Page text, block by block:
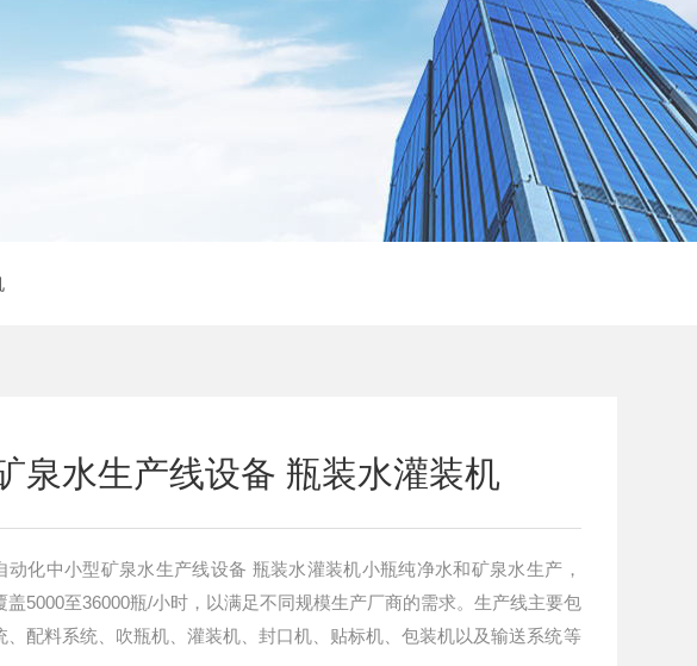
泉水生产线设备 瓶装水灌装机
中小型矿泉水生产线设备 瓶装水灌装机小瓶纯净水和矿泉水生产，
盖5000至36000瓶/小时，以满足不同规模生产厂商的需求。生产线主要包
、配料系统、吹瓶机、灌装机、封口机、贴标机、包装机以及输送系统等